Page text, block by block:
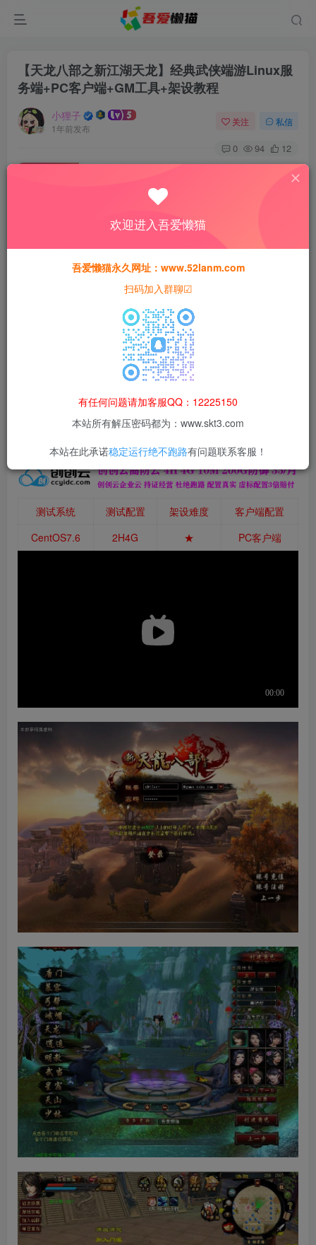
【天龙八部之新江湖天龙】经典武侠端游Linux服
务端+PC客户端+GM工具+架设教程
小狸子
1年前发布
关注 私信
0 94 12
此内容为付费资源，请付费后查看
猫粮30
黄金会员猫粮15 钻石会员 免费
本站所有资源均为网络收集整理而来，仅供学习研究使用，请在下
载后24h内删除，谢谢合作！
本站资源仅用于学习交流，禁止商业运营与违法、侵权
果由使用者自行承担。
测试系统 测试配置 架设难度
客户端配置
CentOS7.6
2H4G ★ PC客户端
欢迎进入吾爱懒猫
吾爱懒猫永久网址：www.52lanm.com
扫码加入群聊☑
有任何问题请加客服QQ：12225150
本站所有解压密码都为：www.skt3.com
本站在此承诺稳定运行绝不跑路有问题联系客服！